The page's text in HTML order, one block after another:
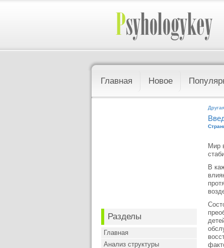
Главная Новое
Разделы
Главная
Анализ структуры
Мир
В